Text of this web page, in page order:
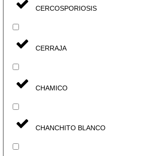
CERCOSPORIOSIS
CERRAJA
CHAMICO
CHANCHITO BLANCO